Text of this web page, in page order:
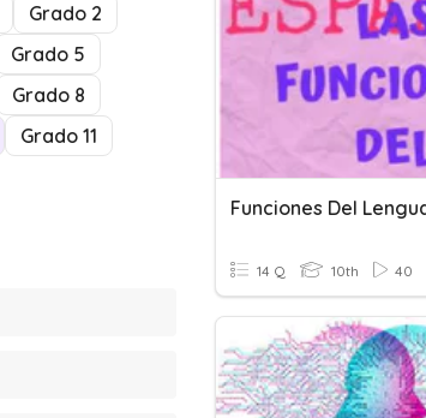
Grado 2
Grado 5
Grado 8
Grado 11
Funciones Del
14 Q 10th 40